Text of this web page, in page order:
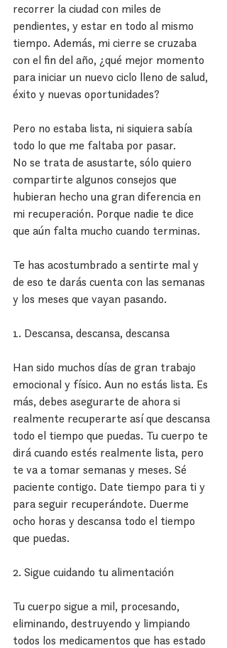
recorrer la ciudad con miles de
pendientes, y estar en todo al mismo
tiempo. Además, mi cierre se cruzaba
con el fin del año, ¿qué mejor momento
para iniciar un nuevo ciclo lleno de salud,
éxito y nuevas oportunidades?
Pero no estaba lista, ni siquiera sabía
todo lo que me faltaba por pasar.
No se trata de asustarte, sólo quiero
compartirte algunos consejos que
hubieran hecho una gran diferencia en
mi recuperación. Porque nadie te dice
que aún falta mucho cuando terminas.
Te has acostumbrado a sentirte mal y
de eso te darás cuenta con las semanas
y los meses que vayan pasando.
1. Descansa, descansa, descansa
Han sido muchos días de gran trabajo
emocional y físico. Aun no estás lista. Es
más, debes asegurarte de ahora si
realmente recuperarte así que descansa
todo el tiempo que puedas. Tu cuerpo te
dirá cuando estés realmente lista, pero
te va a tomar semanas y meses. Sé
paciente contigo. Date tiempo para ti y
para seguir recuperándote. Duerme
ocho horas y descansa todo el tiempo
que puedas.
2. Sigue cuidando tu alimentación
Tu cuerpo sigue a mil, procesando,
eliminando, destruyendo y limpiando
todos los medicamentos que has estado